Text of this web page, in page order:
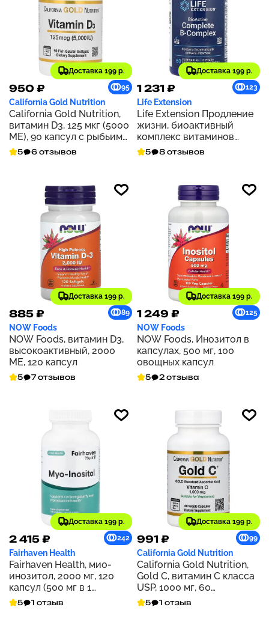
Доставка 199 р.
950 ₽ 95
California Gold Nutrition
California Gold Nutrition,
витамин D3, 125 мкг (5000
МЕ), 90 капсул с рыбьим
желатином
5 6 отзывов
Доставка 199 р.
1 231 ₽ 123
Life Extension
Life Extension Продление
жизни, биоактивный
комплекс витаминов
группы В, 60
вегетарианских капсул
5 8 отзывов
Доставка 199 р.
885 ₽ 89
NOW Foods
NOW Foods, витамин D3,
высокоактивный, 2000
МЕ, 120 капсул
5 7 отзывов
Доставка 199 р.
1 249 ₽ 125
NOW Foods
NOW Foods, Инозитол в
капсулах, 500 мг, 100
овощных капсул
5 2 отзыва
Доставка 199 р.
2 415 ₽ 242
Fairhaven Health
Fairhaven Health, мио-
инозитол, 2000 мг, 120
капсул (500 мг в 1
капсуле)
5 1 отзыв
Доставка 199 р.
991 ₽ 99
California Gold Nutrition
California Gold Nutrition,
Gold C, витамин C класса
USP, 1000 мг, 60
растительных капсул
5 1 отзыв